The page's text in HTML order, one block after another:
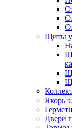
Щиты
Якорь
Двери